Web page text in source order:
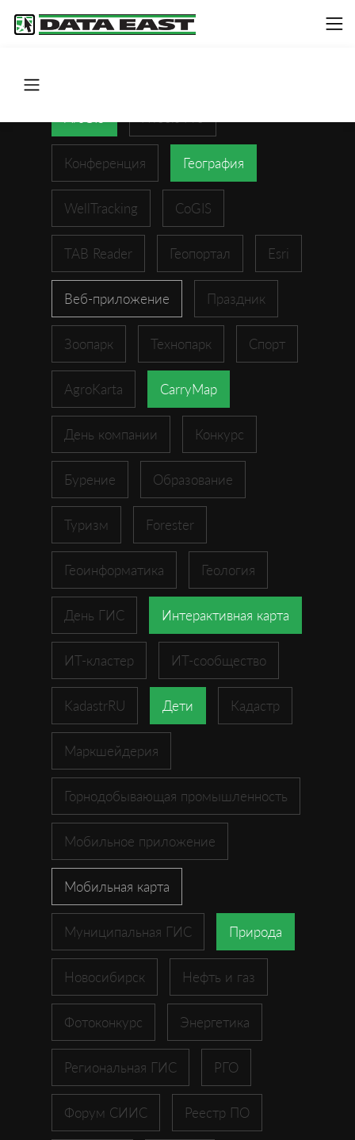
Конференция География
WellTracking CoGIS
TAB Reader Геопортал Esri
Веб-приложение Праздник
Зоопарк Технопарк Спорт
AgroKarta CarryMap
День компании Конкурс
Бурение Образование
Туризм Forester
Геоинформатика Геология
День ГИС Интерактивная карта
ИТ-кластер ИТ-сообщество
KadastrRU Дети Кадастр
Маркшейдерия
Горнодобывающая промышленность
Мобильное приложение
Мобильная карта
Муниципальная ГИС Природа
Новосибирск Нефть и газ
Фотоконкурс Энергетика
Региональная ГИС РГО
Форум СИИС Реестр ПО